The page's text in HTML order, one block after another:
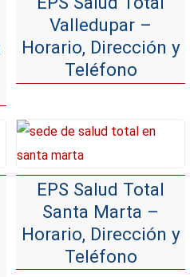
Valledupar –
Horario, Dirección y
Teléfono
EPS Salud Total
Santa Marta –
Horario, Dirección y
Teléfono